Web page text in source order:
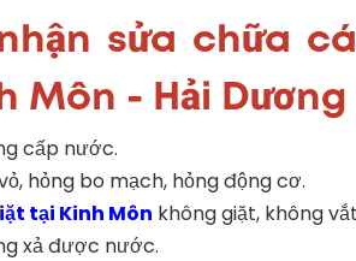
sửa chữa
Môn - Hải Dương
cấp nước.
hỏng bo mạch, hỏng động cơ.
tại Kinh Môn không giặt, không
xả được nước.